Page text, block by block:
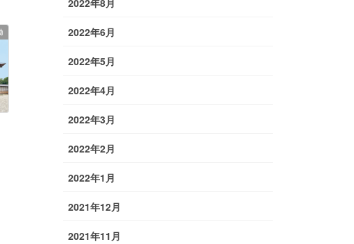
2022年8月
2022年6月
2022年5月
2022年4月
2022年3月
2022年2月
2022年1月
2021年12月
2021年11月